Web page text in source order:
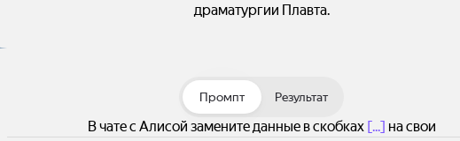
драматургии Плавта.
Промпт Результат
В чате с Алисой замените данные в скобках [...] на свои